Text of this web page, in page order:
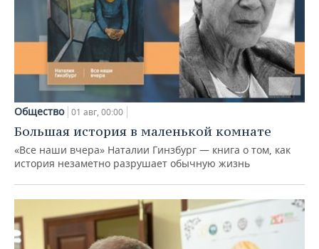
Общество 01 авг, 00:00
Большая история в маленькой комнате
«Все наши вчера» Наталии Гинзбург — книга о том, как
история незаметно разрушает обычную жизнь